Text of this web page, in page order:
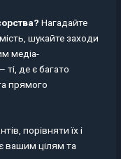
Нагадайте
шукайте заходи
медіа-
де є багато
прямого
порівняти їх і
вашим цілям та